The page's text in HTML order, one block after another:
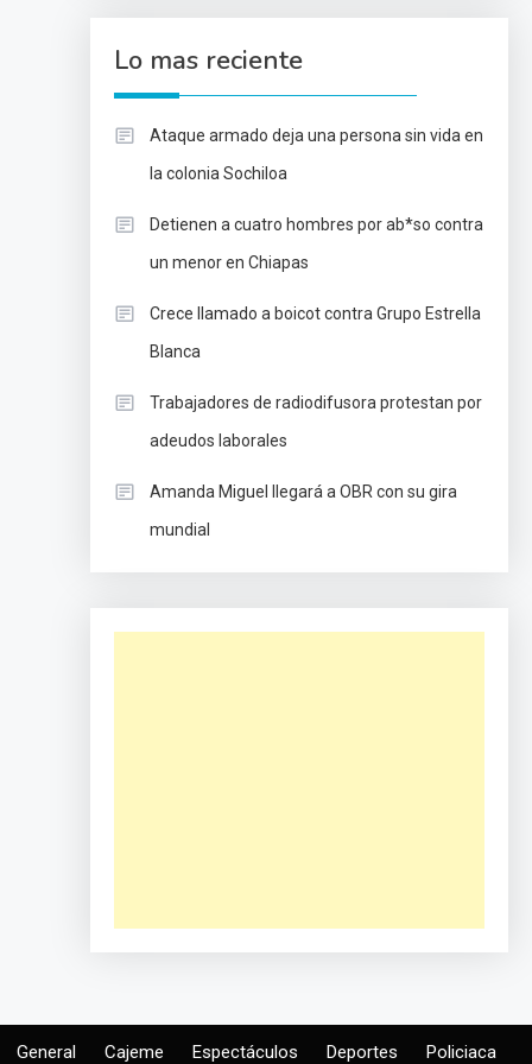
Lo mas reciente
Ataque armado deja una persona sin vida en
la colonia Sochiloa
Detienen a cuatro hombres por ab*so contra
un menor en Chiapas
Crece llamado a boicot contra Grupo Estrella
Blanca
Trabajadores de radiodifusora protestan por
adeudos laborales
Amanda Miguel llegará a OBR con su gira
mundial
General Cajeme Espectáculos Deportes Policiaca